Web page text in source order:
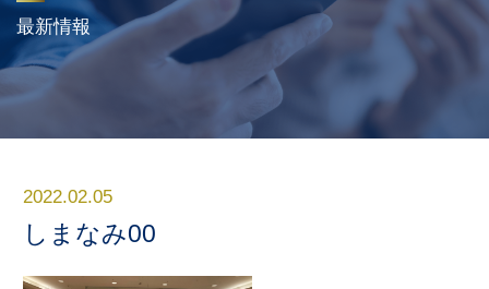
最新情報
2022.02.05
しまなみ00